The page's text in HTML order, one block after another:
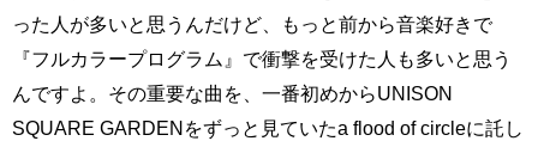
った人が多いと思うんだけど、もっと前から音楽好きで
『フルカラープログラム』で衝撃を受けた人も多いと思う
んですよ。その重要な曲を、一番初めからUNISON
SQUARE GARDENをずっと見ていたa flood of circleに託し